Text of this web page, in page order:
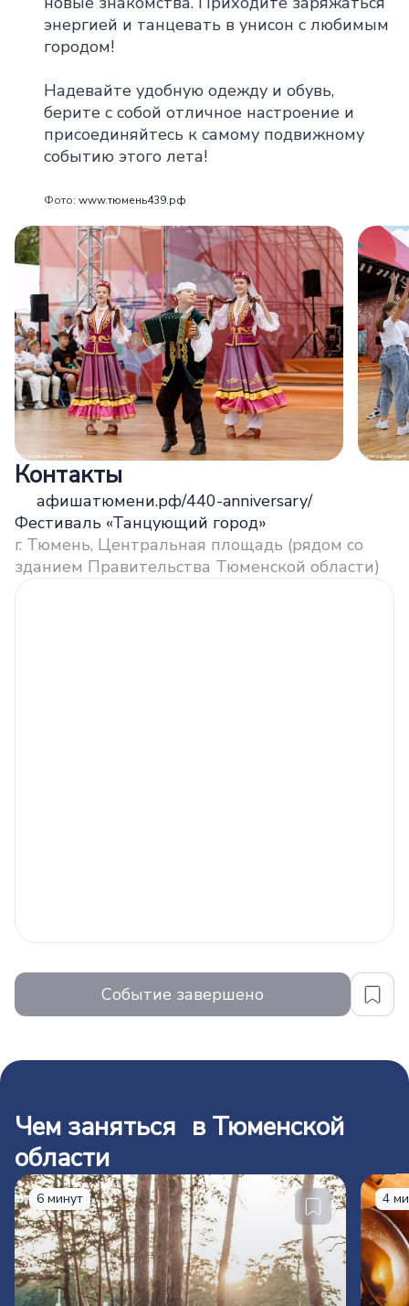
энергией и танцевать в унисон с любимым
городом!
Надевайте удобную одежду и обувь,
берите с собой отличное настроение и
присоединяйтесь к самому подвижному
событию этого лета!
Фото: www.тюмень439.рф
Контакты
афишатюмени.рф/440-anniversary/
Фестиваль «Танцующий город»
г. Тюмень, Центральная площадь (рядом со
зданием Правительства Тюменской области)
Событие завершено
Чем заняться в Тюменской
области
6 минут 4